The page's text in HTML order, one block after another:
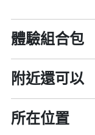
體驗組合包
附近還可以
所在位置